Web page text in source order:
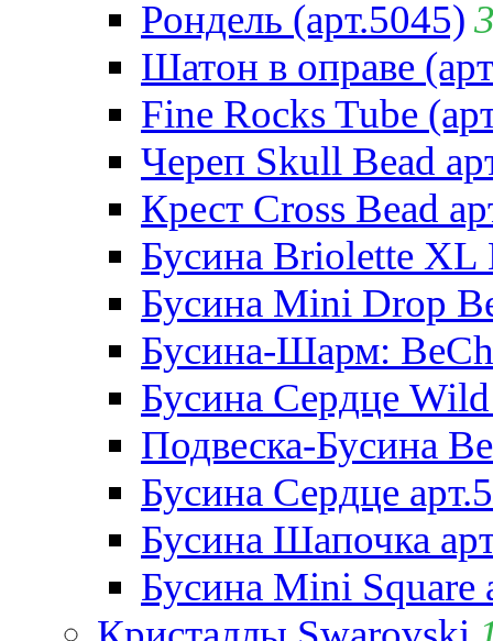
Рондель (арт.5045)
Шатон в оправе
Fine Rocks Tube
Череп Skull Bead
Крест Cross Bead
Бусина Briolette XL
Бусина Mini Drop
Бусина-Шарм:
Бусина Сердце
Подвеска-Бусина
Бусина Сердце
Бусина Шапочка
Бусина Mini Square